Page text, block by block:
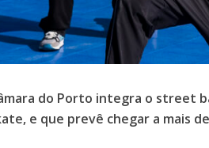
do Porto integra o street
e que prevê chegar a mais